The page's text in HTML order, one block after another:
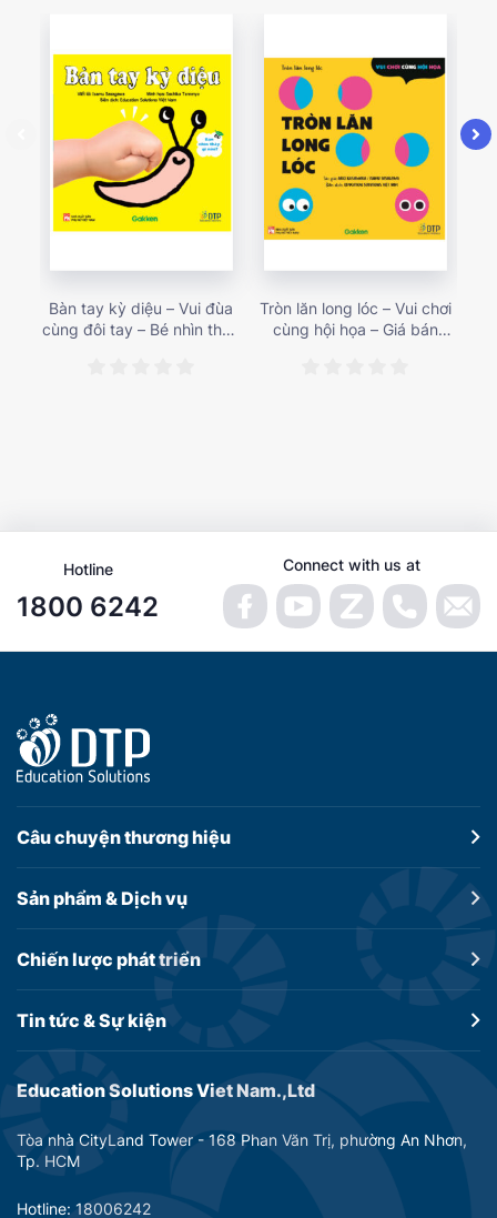
Bàn tay kỳ diệu – Vui đùa
cùng đôi tay – Bé nhìn thấy
Tròn lăn long lóc – Vui chơi
cùng hội họa – Giá bán
Hotline
1800 6242
Connect with us at
Education Solutions Viet Nam.,Ltd
Tòa nhà CityLand Tower - 168 Phan Văn Trị, phường An Nhơn,
Tp. HCM
Hotline: 18006242
Câu chuyệnthương hiệu
Sản phẩm &Dịch vụ
Chiến lược phát triển
Tin tức &Sự kiện